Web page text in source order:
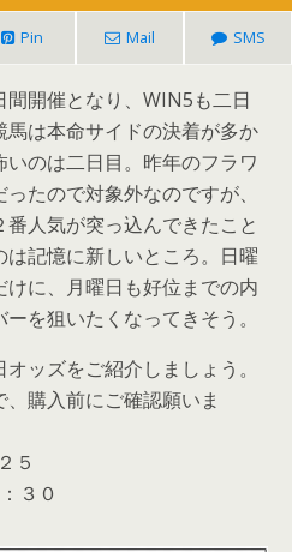
Pin Mail SMS
間開催となり、WIN5も二日
は本命サイドの決着が多か
のは二日目。昨年のフラワ
たので対象外なのですが、
人気が突っ込んできたこと
記憶に新しいところ。日曜
に、月曜日も好位までの内
を狙いたくなってきそう。
ッズをご紹介しましょう。
、購入前にご確認願いま
５
３０